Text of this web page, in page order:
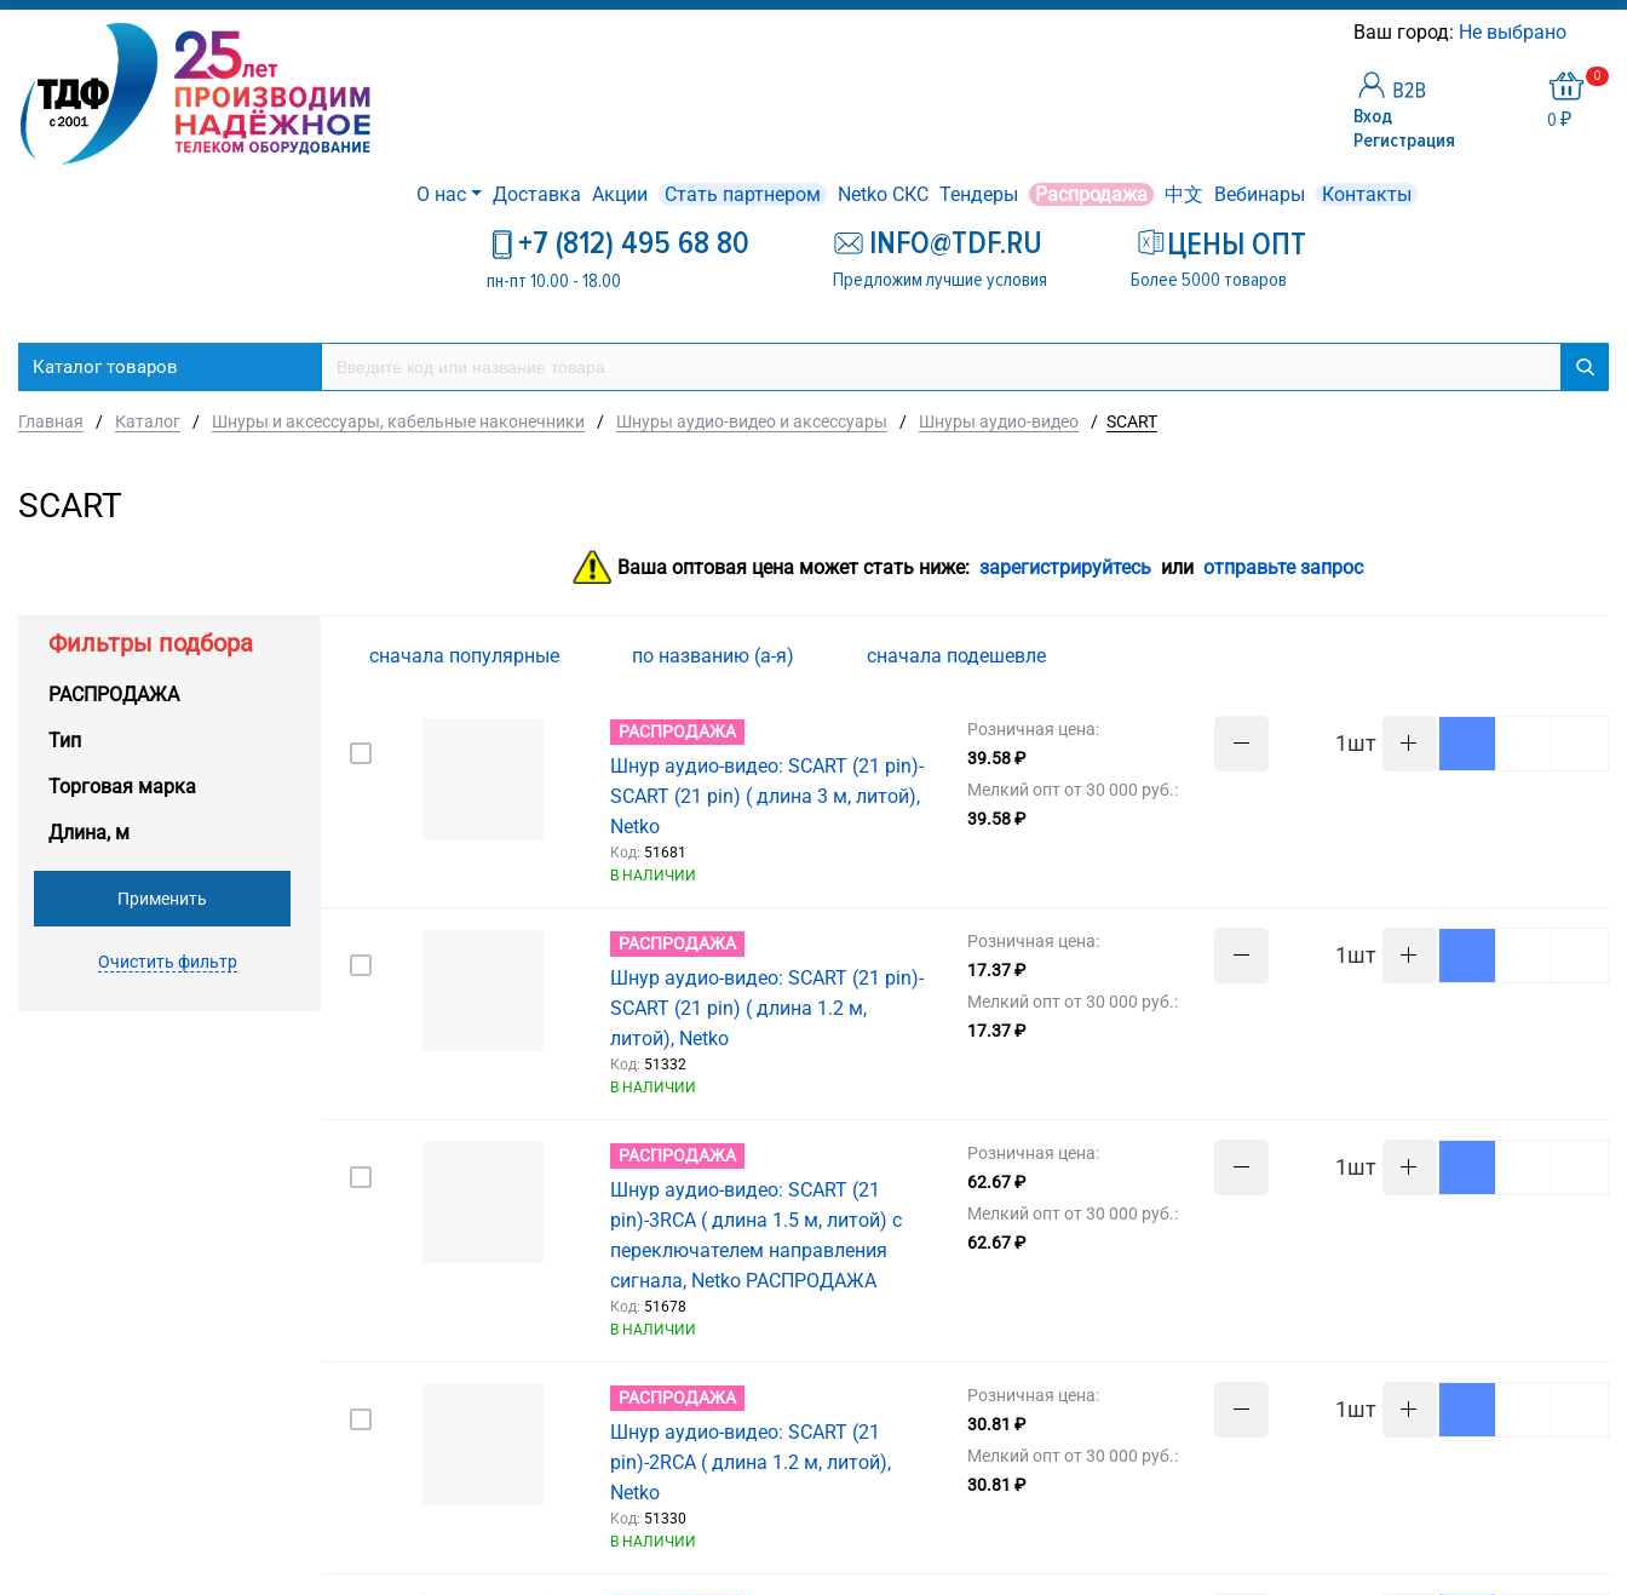
Ваш город: Не выбрано
Вход
Регистрация
0
0 ₽
О нас Доставка Акции Стать партнером Netko СКС Тендеры Распродажа 中文 Вебинары Контакты
+7 (812) 495 68 80
пн-пт 10.00 - 18.00
INFO@TDF.RU
Предложим лучшие условия
ЦЕНЫ ОПТ
Более 5000 товаров
Каталог товаров
Главная / Каталог / Шнуры и аксессуары, кабельные наконечники / Шнуры аудио-видео и аксессуары / Шнуры аудио-видео / SCART
SCART
Ваша оптовая цена может стать ниже: зарегистрируйтесьили отправьте запрос
сначала популярные по названию (а-я) сначала подешевле
Фильтры подбора
РАСПРОДАЖА
Тип
Торговая марка
Длина, м
Применить
Очистить фильтр
РАСПРОДАЖА
Шнур аудио-видео: SCART (21 pin)-
SCART (21 pin) ( длина 3 м, литой),
Netko
Код: 51681
В НАЛИЧИИ
Розничная цена:
39.58 ₽
Мелкий опт от 30 000 руб.:
39.58 ₽
шт
РАСПРОДАЖА
Шнур аудио-видео: SCART (21 pin)-
SCART (21 pin) ( длина 1.2 м,
литой), Netko
Код: 51332
В НАЛИЧИИ
Розничная цена:
17.37 ₽
Мелкий опт от 30 000 руб.:
17.37 ₽
шт
РАСПРОДАЖА
Шнур аудио-видео: SCART (21
pin)-3RCA ( длина 1.5 м, литой) с
переключателем направления
сигнала, Netko РАСПРОДАЖА
Код: 51678
В НАЛИЧИИ
Розничная цена:
62.67 ₽
Мелкий опт от 30 000 руб.:
62.67 ₽
шт
РАСПРОДАЖА
Шнур аудио-видео: SCART (21
pin)-2RCA ( длина 1.2 м, литой),
Netko
Код: 51330
В НАЛИЧИИ
Розничная цена:
30.81 ₽
Мелкий опт от 30 000 руб.:
30.81 ₽
шт